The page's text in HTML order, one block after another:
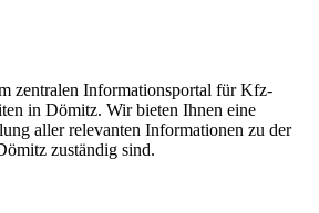
zentralen Informationsportal für Kfz-
in Dömitz. Wir bieten Ihnen eine
aller relevanten Informationen zu der
zuständig sind.